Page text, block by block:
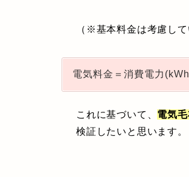
（※基本料金は考慮して
電気料金＝消費電力
これに基づいて、 電気
検証したいと思います。